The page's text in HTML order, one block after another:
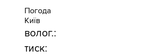
Погода
Київ
волог.:
тиск: